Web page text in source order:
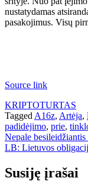
nustatydamas
pasakojimus. Visų
Source link
KRIPTOTURTAS
Tagged A16z, Artėja,
padidėjimo, prie,
Navigacija
tarp
įrašų
Nepale
LB: Lietuvos
Susiję įrašai